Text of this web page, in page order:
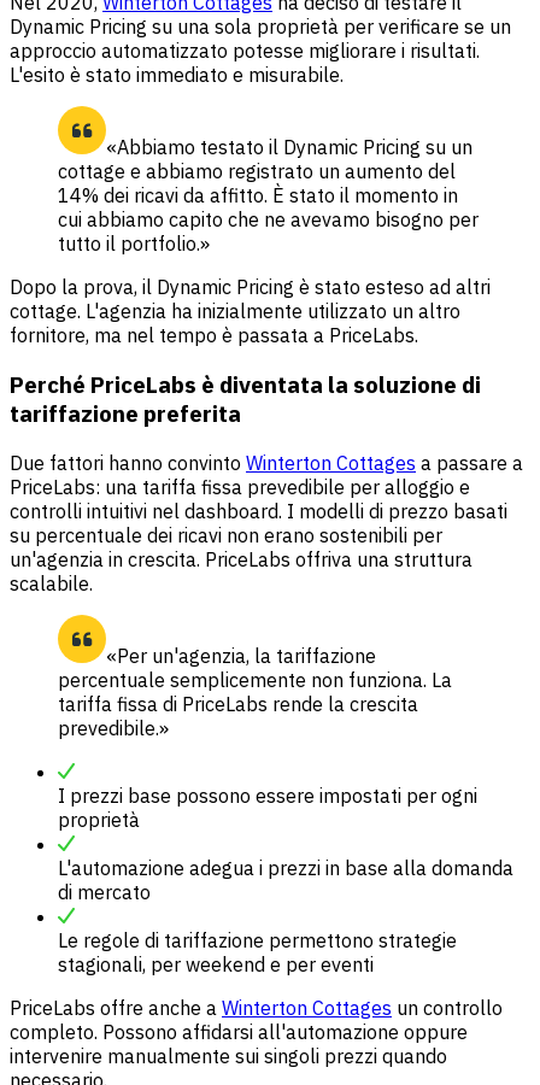
Dynamic Pricing su una sola proprietà per verificare se un
approccio automatizzato potesse migliorare i risultati.
L'esito è stato immediato e misurabile.
«Abbiamo testato il Dynamic Pricing su un
cottage e abbiamo registrato un aumento del
14% dei ricavi da affitto. È stato il momento in
cui abbiamo capito che ne avevamo bisogno per
tutto il portfolio.»
Dopo la prova, il Dynamic Pricing è stato esteso ad altri
cottage. L'agenzia ha inizialmente utilizzato un altro
fornitore, ma nel tempo è passata a PriceLabs.
Perché PriceLabs è diventata la soluzione di
tariffazione preferita
Due fattori hanno convinto Winterton Cottages a passare a
PriceLabs: una tariffa fissa prevedibile per alloggio e
controlli intuitivi nel dashboard. I modelli di prezzo basati
su percentuale dei ricavi non erano sostenibili per
un'agenzia in crescita. PriceLabs offriva una struttura
scalabile.
«Per un'agenzia, la tariffazione
percentuale semplicemente non funziona. La
tariffa fissa di PriceLabs rende la crescita
prevedibile.»
I prezzi base possono essere impostati per ogni
proprietà
L'automazione adegua i prezzi in base alla domanda
di mercato
Le regole di tariffazione permettono strategie
stagionali, per weekend e per eventi
PriceLabs offre anche a Winterton Cottages un controllo
completo. Possono affidarsi all'automazione oppure
intervenire manualmente sui singoli prezzi quando
necessario.